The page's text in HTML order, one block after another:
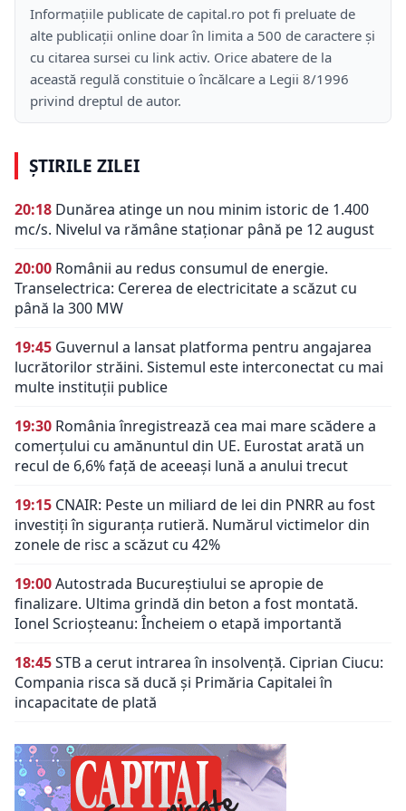
Informațiile publicate de capital.ro pot fi preluate de
alte publicații online doar în limita a 500 de caractere și
cu citarea sursei cu link activ. Orice abatere de la
această regulă constituie o încălcare a Legii 8/1996
privind dreptul de autor.
ȘTIRILE ZILEI
20:18 Dunărea atinge un nou minim istoric de 1.400
mc/s. Nivelul va rămâne staționar până pe 12 august
20:00 Românii au redus consumul de energie.
Transelectrica: Cererea de electricitate a scăzut cu
până la 300 MW
19:45 Guvernul a lansat platforma pentru angajarea
lucrătorilor străini. Sistemul este interconectat cu mai
multe instituții publice
19:30 România înregistrează cea mai mare scădere a
comerțului cu amănuntul din UE. Eurostat arată un
recul de 6,6% față de aceeași lună a anului trecut
19:15 CNAIR: Peste un miliard de lei din PNRR au fost
investiți în siguranța rutieră. Numărul victimelor din
zonele de risc a scăzut cu 42%
19:00Autostrada Bucureștiului se apropie de
finalizare. Ultima grindă din beton a fost montată.
Ionel Scrioșteanu: Încheiem o etapă importantă
18:45STB a cerut intrarea în insolvență. Ciprian Ciucu:
Compania risca să ducă și Primăria Capitalei în
incapacitate de plată